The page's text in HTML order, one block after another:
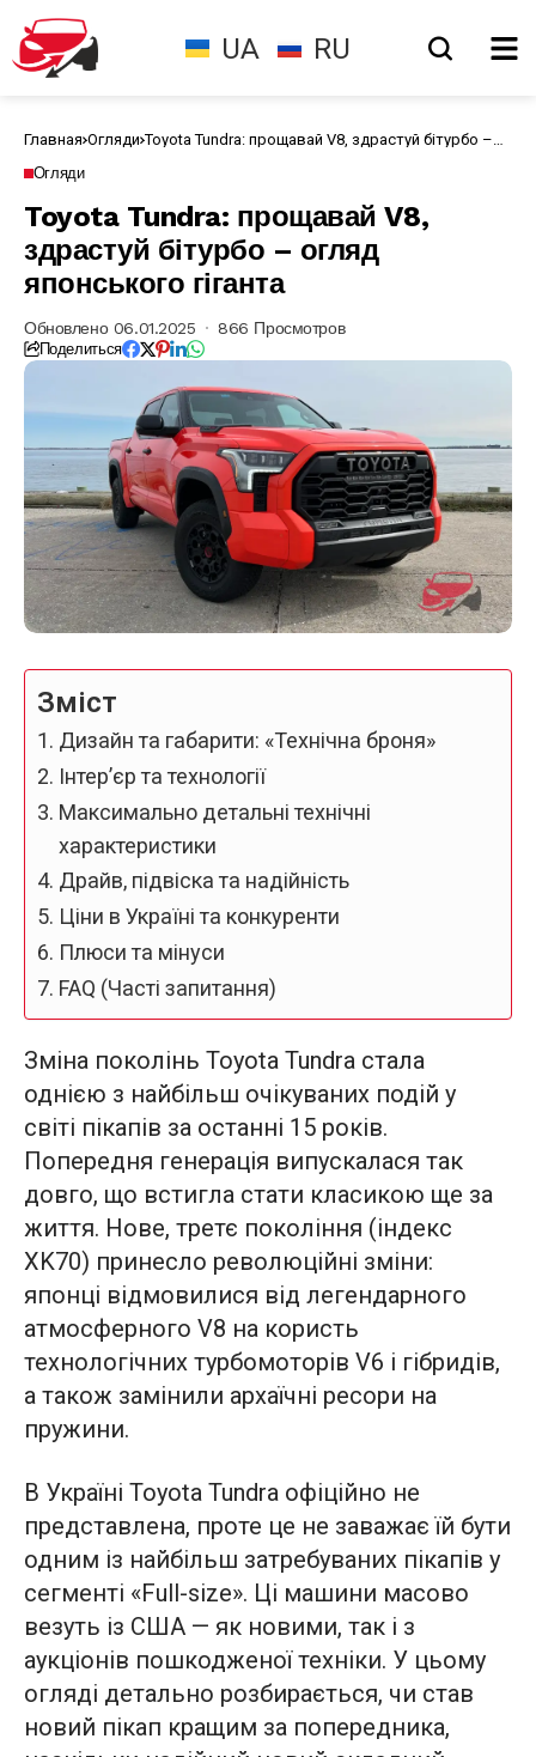
UA RU
Главная Огляди Toyota Tundra: прощавай V8, здрастуй бітурбо –
Огляди
Toyota Tundra: прощавай V8,
здрастуй бітурбо – огляд
японського гіганта
Обновлено 06.01.2025 866 Просмотров
Поделиться
Зміст
Дизайн та габарити: «Технічна броня»
Інтер’єр та технології
Максимально детальні технічні
характеристики
Драйв, підвіска та надійність
Ціни в Україні та конкуренти
Плюси та мінуси
FAQ (Часті запитання)
Зміна поколінь Toyota Tundra стала
однією з найбільш очікуваних подій у
світі пікапів за останні 15 років.
Попередня генерація випускалася так
довго, що встигла стати класикою ще за
життя. Нове, третє покоління (індекс
XK70) принесло революційні зміни:
японці відмовилися від легендарного
атмосферного V8 на користь
технологічних турбомоторів V6 і гібридів,
а також замінили архаїчні ресори на
пружини.
В Україні Toyota Tundra офіційно не
представлена, проте це не заважає їй бути
одним із найбільш затребуваних пікапів у
сегменті «Full-size». Ці машини масово
везуть із США — як новими, так і з
аукціонів пошкодженої техніки. У цьому
огляді детально розбирається, чи став
новий пікап кращим за попередника,